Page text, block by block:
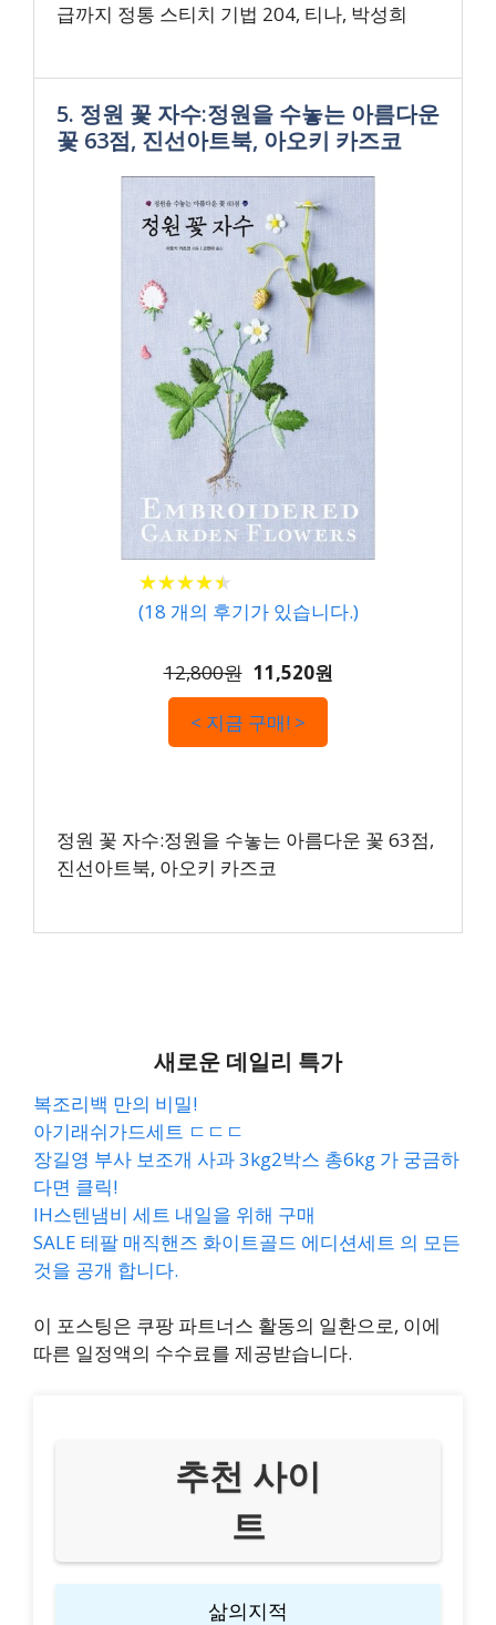
급까지 정통 스티치 기법 204, 티나, 박성희
5. 정원 꽃 자수:정원을 수놓는 아름다운
꽃 63점, 진선아트북, 아오키 카즈코
★★★★★
★★★★★
(18 개의 후기가 있습니다.)
12,800원 11,520원
< 지금 구매! >
정원 꽃 자수:정원을 수놓는 아름다운 꽃 63점,
진선아트북, 아오키 카즈코
새로운 데일리 특가
복조리백 만의 비밀!
아기래쉬가드세트 ㄷㄷㄷ
장길영 부사 보조개 사과 3kg2박스 총6kg 가 궁금하
다면 클릭!
IH스텐냄비 세트 내일을 위해 구매
SALE 테팔 매직핸즈 화이트골드 에디션세트 의 모든
것을 공개 합니다.
이 포스팅은 쿠팡 파트너스 활동의 일환으로, 이에
따른 일정액의 수수료를 제공받습니다.
추천 사이
트
삶의지적